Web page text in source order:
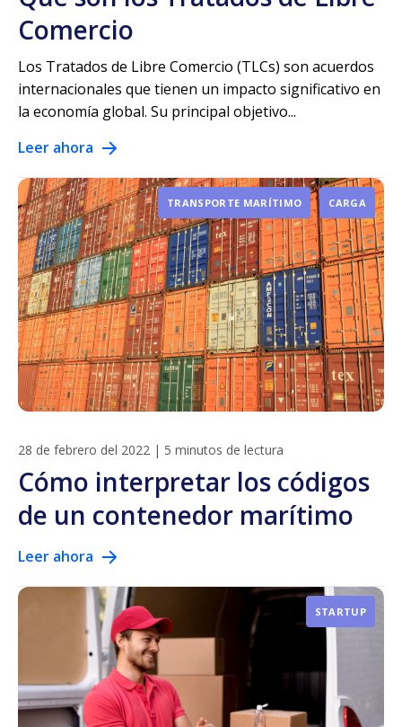
Comercio
Los Tratados de Libre Comercio (TLCs) son acuerdos
internacionales que tienen un impacto significativo en
la economía global. Su principal objetivo...
Leer ahora
TRANSPORTE MARÍTIMO CARGA
28 de febrero del 2022 | 5 minutos de lectura
Cómo interpretar los códigos
de un contenedor marítimo
Leer ahora
STARTUP